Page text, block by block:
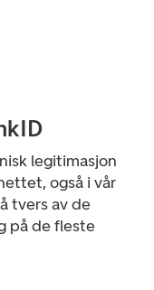
legitimasjon
også i vår
tvers av de
på de fleste